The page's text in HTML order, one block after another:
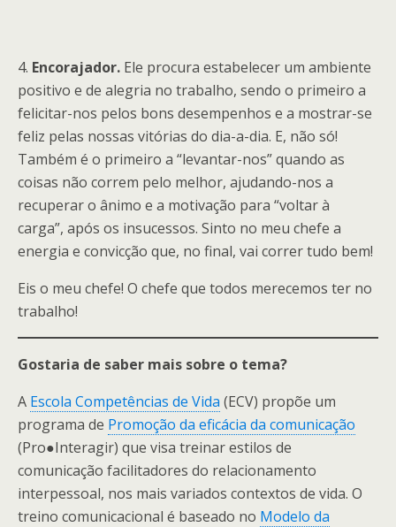
4. Encorajador. Ele procura estabelecer um ambiente
positivo e de alegria no trabalho, sendo o primeiro a
felicitar-nos pelos bons desempenhos e a mostrar-se
feliz pelas nossas vitórias do dia-a-dia. E, não só!
Também é o primeiro a “levantar-nos” quando as
coisas não correm pelo melhor, ajudando-nos a
recuperar o ânimo e a motivação para “voltar à
carga”, após os insucessos. Sinto no meu chefe a
energia e convicção que, no final, vai correr tudo bem!
Eis o meu chefe! O chefe que todos merecemos ter no
trabalho!
Gostaria de saber mais sobre o tema?
A Escola Competências de Vida (ECV) propõe um
programa de Promoção da eficácia da comunicação
(Pro●Interagir) que visa treinar estilos de
comunicação facilitadores do relacionamento
interpessoal, nos mais variados contextos de vida. O
treino comunicacional é baseado no Modelo da